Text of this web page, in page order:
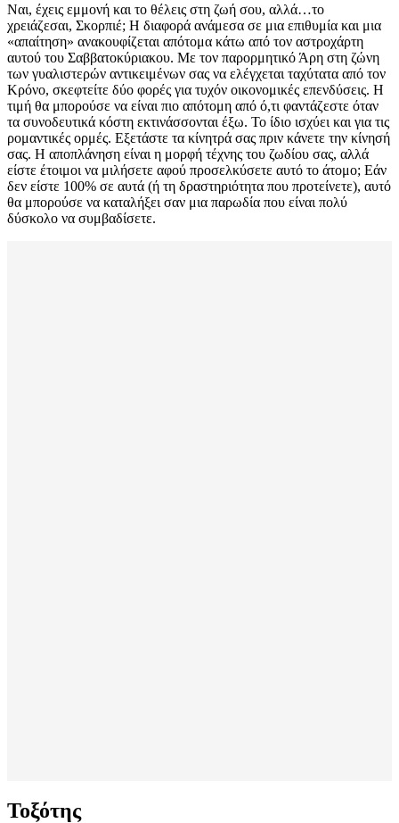
Ναι, έχεις εμμονή και το θέλεις στη ζωή σου, αλλά…το
χρειάζεσαι, Σκορπιέ; Η διαφορά ανάμεσα σε μια επιθυμία και μια
«απαίτηση» ανακουφίζεται απότομα κάτω από τον αστροχάρτη
αυτού του Σαββατοκύριακου. Με τον παρορμητικό Άρη στη ζώνη
των γυαλιστερών αντικειμένων σας να ελέγχεται ταχύτατα από τον
Κρόνο, σκεφτείτε δύο φορές για τυχόν οικονομικές επενδύσεις. Η
τιμή θα μπορούσε να είναι πιο απότομη από ό,τι φαντάζεστε όταν
τα συνοδευτικά κόστη εκτινάσσονται έξω. Το ίδιο ισχύει και για τις
ρομαντικές ορμές. Εξετάστε τα κίνητρά σας πριν κάνετε την κίνησή
σας. Η αποπλάνηση είναι η μορφή τέχνης του ζωδίου σας, αλλά
είστε έτοιμοι να μιλήσετε αφού προσελκύσετε αυτό το άτομο; Εάν
δεν είστε 100% σε αυτά (ή τη δραστηριότητα που προτείνετε), αυτό
θα μπορούσε να καταλήξει σαν μια παρωδία που είναι πολύ
δύσκολο να συμβαδίσετε.
Τοξότης